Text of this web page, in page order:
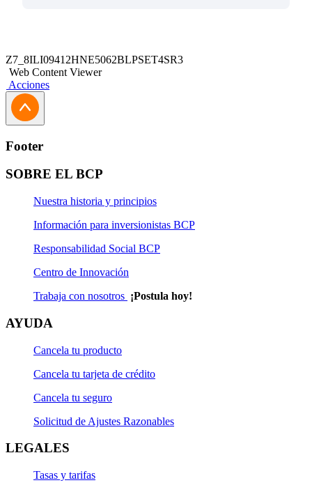
Z7_8ILI09412HNE5062BLPSET4SR3
Web Content Viewer
Acciones
Footer
SOBRE EL BCP
Nuestra historia y principios
Información para inversionistas BCP
Responsabilidad Social BCP
Centro de Innovación
Trabaja con nosotros ¡Postula hoy!
AYUDA
Cancela tu producto
Cancela tu tarjeta de crédito
Cancela tu seguro
Solicitud de Ajustes Razonables
LEGALES
Tasas y tarifas